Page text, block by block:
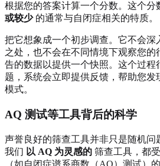
根据您的答案计算一个分数。这个分
或较少的通常与自闭症相关的特质。
把它想象成一个初步调查。它不会深
之处，也不会在不同情境下观察您的
告的数据以提供一个快照。这个过程
题，系统会立即提供反馈，帮助您发
模式。
AQ 测试等工具背后的科学
声誉良好的筛查工具并非只是随机问
我们 以 AQ 为灵感的 筛查工具，都
（如自闭症谱系商数（AQ）测试）